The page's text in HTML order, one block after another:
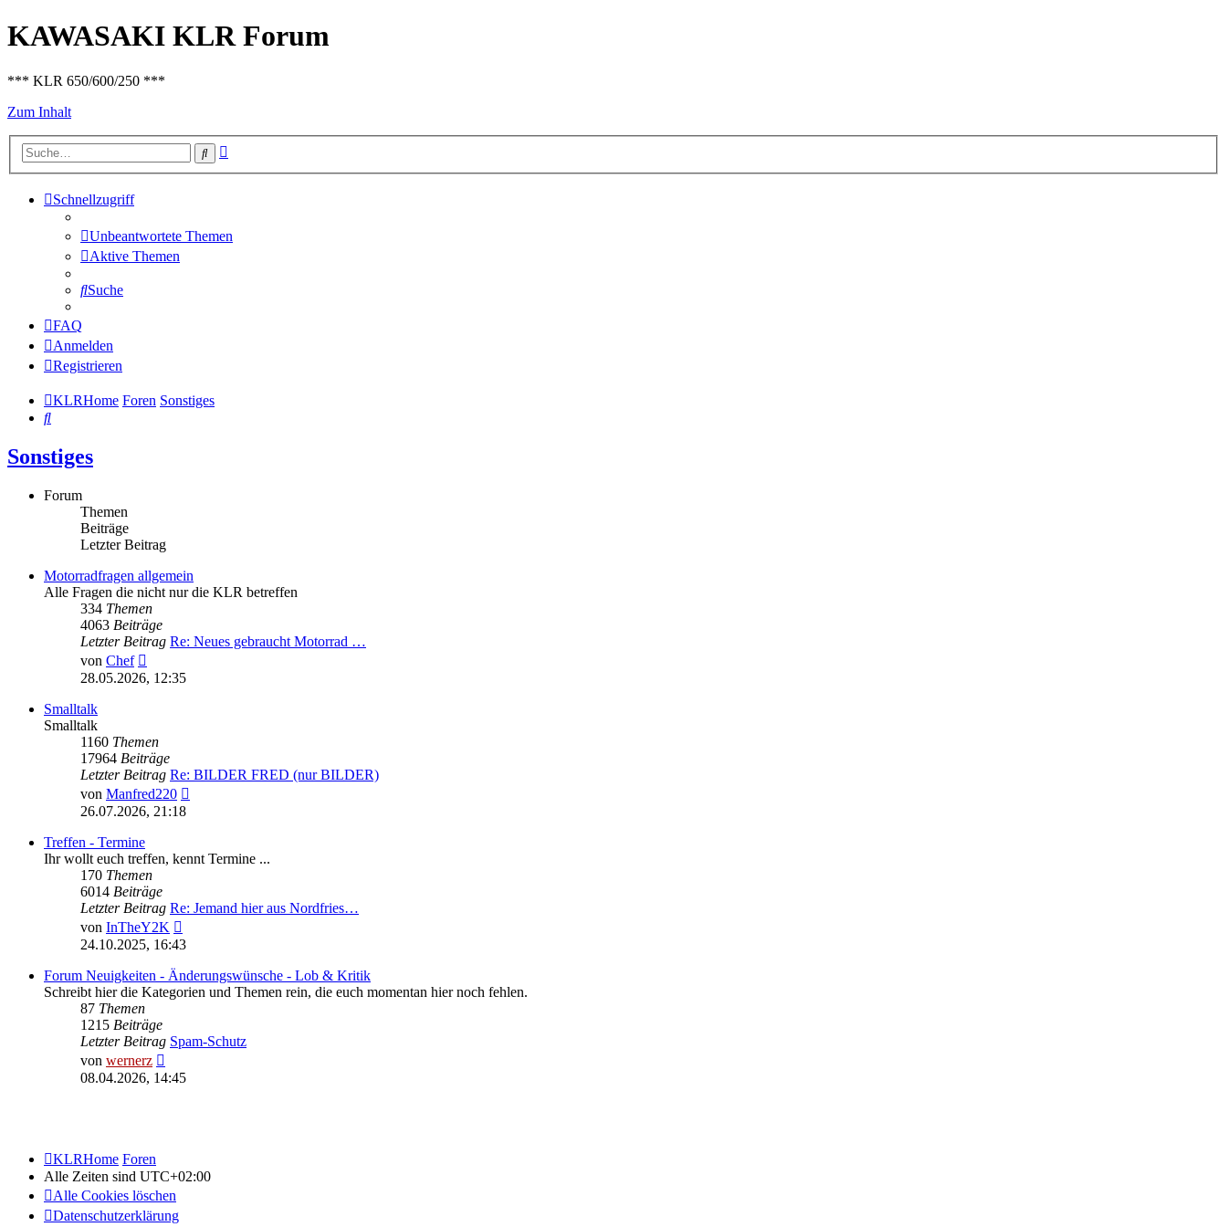
KAWASAKI KLR Forum
*** KLR 650/600/250 ***
Zum Inhalt
Suche
Schnellzugriff
Unbeantwortete Themen
Aktive Themen
Suche
FAQ
Anmelden
Registrieren
KLRHome Foren Sonstiges
Suche
Sonstiges
Forum
Themen
Beiträge
Letzter Beitrag
Motorradfragen allgemein
Alle Fragen die nicht nur die KLR betreffen
334 Themen
4063 Beiträge
Letzter Beitrag Re: Neues gebraucht Motorrad …
von Chef
Beitrag
28.05.2026, 12:35
Smalltalk
Smalltalk
1160 Themen
17964 Beiträge
Letzter Beitrag Re: BILDER FRED (nur BILDER)
von Manfred220
26.07.2026, 21:18
Treffen - Termine
Ihr wollt euch treffen, kennt Termine ...
170 Themen
6014 Beiträge
Letzter Beitrag Re: Jemand hier aus Nordfries…
von InTheY2K
Beitrag
24.10.2025, 16:43
Forum Neuigkeiten - Änderungswünsche - Lob & Kritik
Schreibt hier die Kategorien und Themen rein, die euch momentan hier noch fehlen.
87 Themen
1215 Beiträge
Letzter Beitrag Spam-Schutz
von wernerz
Beitrag
08.04.2026, 14:45
KLRHome Foren
Alle Zeiten sind UTC+02:00
Alle Cookies löschen
Datenschutzerklärung